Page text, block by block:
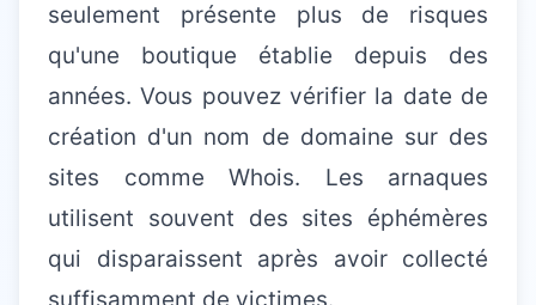
seulement présente plus de risques
qu'une boutique établie depuis des
années. Vous pouvez vérifier la date de
création d'un nom de domaine sur des
sites comme Whois. Les arnaques
utilisent souvent des sites éphémères
qui disparaissent après avoir collecté